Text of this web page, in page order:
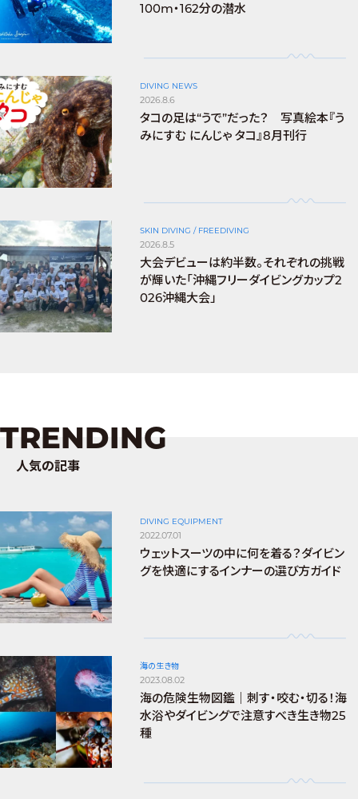
100m・162分の潜水
DIVING NEWS
2026.8.6
タコの足は“うで”だった？ 写真絵本『う
みにすむ にんじゃ タコ』8月刊行
SKIN DIVING / FREEDIVING
2026.8.5
大会デビューは約半数。それぞれの挑戦
が輝いた「沖縄フリーダイビングカップ2
026沖縄大会」
TRENDING
人気の記事
DIVING EQUIPMENT
2022.07.01
ウェットスーツの中に何を着る？ダイビン
グを快適にするインナーの選び方ガイド
海の生き物
2023.08.02
海の危険生物図鑑｜刺す・咬む・切る！海
水浴やダイビングで注意すべき生き物25
種